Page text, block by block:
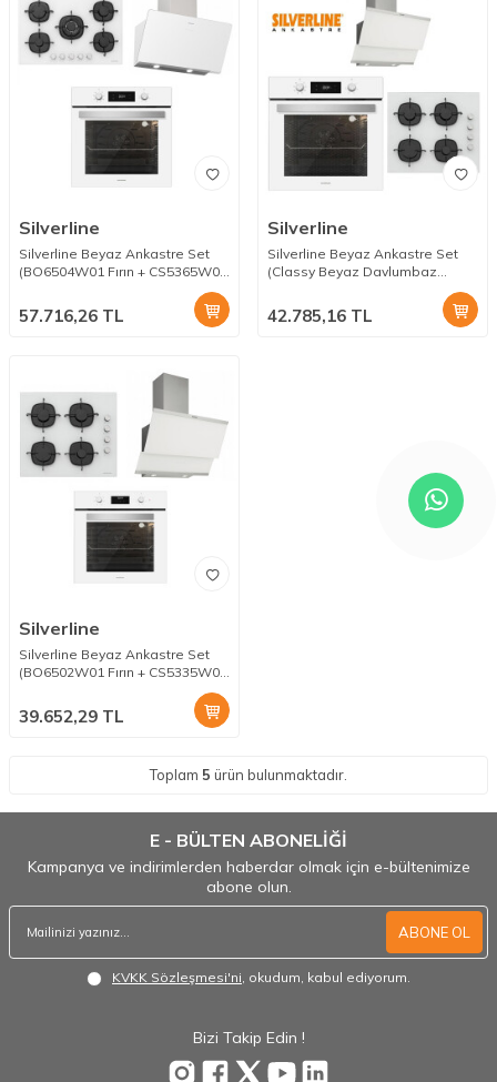
Silverline
Silverline Beyaz Ankastre Set
(BO6504W01 Fırın + CS5365W01
Davlumbaz)
57.716,26 TL
Silverline
Silverline Beyaz Ankastre Set
(Classy Beyaz Davlumbaz
B06504W01 Fırın)
42.785,16 TL
Silverline
Silverline Beyaz Ankastre Set
(BO6502W01 Fırın + CS5335W01
Davlumbaz)
39.652,29 TL
Toplam 5 ürün bulunmaktadır.
E - BÜLTEN ABONELİĞİ
Kampanya ve indirimlerden haberdar olmak için e-bültenimize
abone olun.
ABONE OL
KVKK Sözleşmesi'ni, okudum, kabul ediyorum.
Bizi Takip Edin !